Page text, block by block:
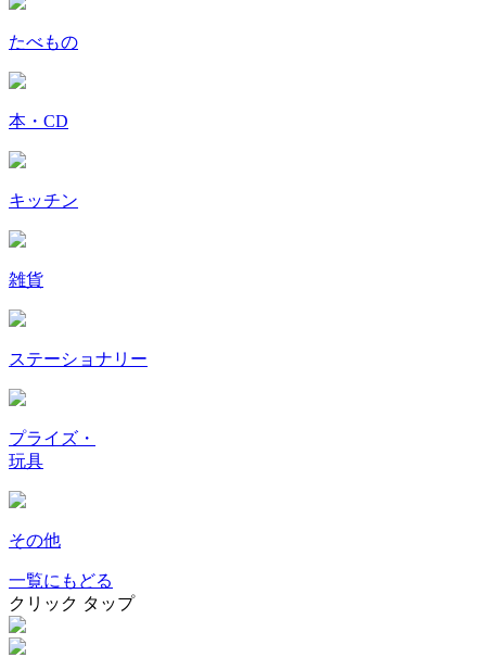
たべもの
本・CD
キッチン
雑貨
ステーショナリー
プライズ・
玩具
その他
一覧にもどる
クリック タップ